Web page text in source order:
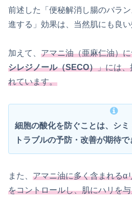
前述した「便秘解消し腸のバラ
進する」効果は、当然肌にも良い
加えて、 アマニ油（亜麻仁油）
シレジノール（SECO）」には、
れています。
細胞の酸化を防ぐことは、シ
トラブルの予防・改善が期待で
また、 アマニ油に多く含まれるα
をコントロールし、肌にハリを